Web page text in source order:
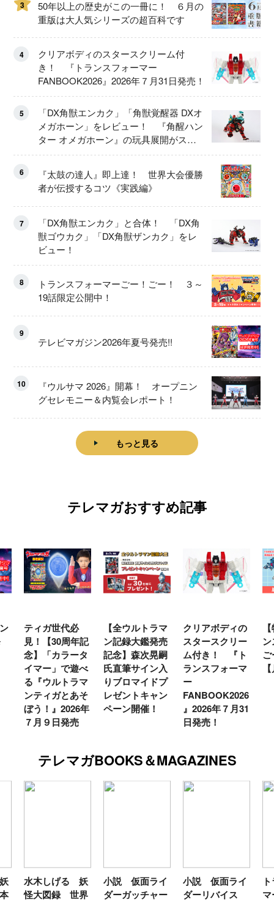
3
50年以上の歴史がこの一冊に！ ６月の
重版は大人気シリーズの超百科です
4
クリアボディのスタースクリーム付
き！ 『トランスフォーマー
FANBOOK2026』2026年７月31日発売！
5
「DX角獣エンカク」「角獣覚醒器 DXオ
メガホーン」をレビュー！ 『角醒ハン
ター オメガホーン』の玩具展開がスタ
ート！
6
『太鼓の達人』即上達！ 世界大会優勝
者が伝授するコツ《実践編》
7
「DX角獣エンカク」と合体！ 「DX角
獣ゴウカク」「DX角獣ザンカク」をレ
ビュー！
8
トランスフォーマーごー！ごー！ ３～
19話限定公開中！
9
テレビマガジン2026年夏号発売!!
10
『ウルサマ 2026』開幕！ オープニン
グセレモニー＆内覧会レポート！
もっと見る
テレマガおすすめ記事
ティガ世代必
見！【30周年記
念】「カラータ
イマー」で遊べ
る『ウルトラマ
ンティガとあそ
ぼう！』2026年
７月９日発売
【全ウルトラマ
ン記録大鑑発売
記念】森次晃嗣
氏直筆サイン入
りブロマイドプ
レゼントキャン
ペーン開催！
クリアボディの
スタースクリー
ム付き！ 『ト
ランスフォーマ
ー
FANBOOK2026
』2026年７月31
日発売！
テレマガBOOKS＆MAGAZINES
水木しげる 妖
怪大図録 世界
小説 仮面ライ
ダーガッチャー
小説 仮面ライ
ダーリバイス